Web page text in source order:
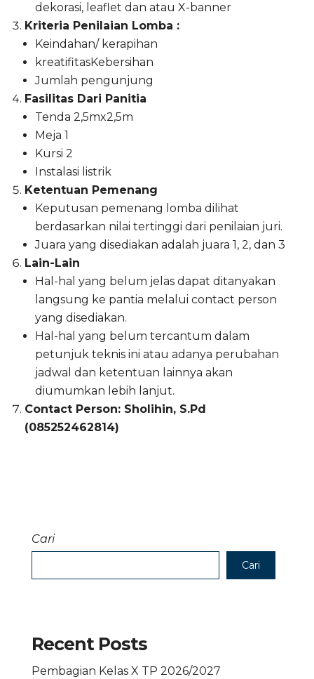
dekorasi, leaflet dan atau X-banner
Kriteria Penilaian Lomba :
Keindahan/ kerapihan
kreatifitasKebersihan
Jumlah pengunjung
Fasilitas Dari Panitia
Tenda 2,5mx2,5m
Meja 1
Kursi 2
Instalasi listrik
Ketentuan Pemenang
Keputusan pemenang lomba dilihat
berdasarkan nilai tertinggi dari penilaian juri.
Juara yang disediakan adalah juara 1, 2, dan 3
Lain-Lain
Hal-hal yang belum jelas dapat ditanyakan
langsung ke pantia melalui contact person
yang disediakan.
Hal-hal yang belum tercantum dalam
petunjuk teknis ini atau adanya perubahan
jadwal dan ketentuan lainnya akan
diumumkan lebih lanjut.
Contact Person: Sholihin, S.Pd
(085252462814)
Cari
Cari
Recent Posts
Pembagian Kelas X TP 2026/2027